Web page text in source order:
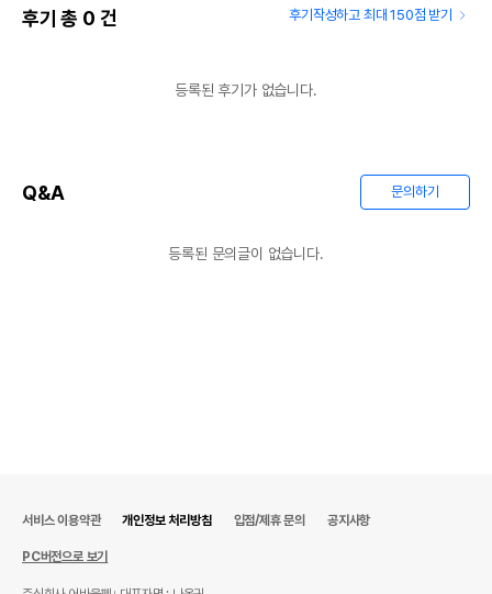
후기 총 0 건 후기작성하고 최대 150점 받기
등록된 후기가 없습니다.
Q&A 문의하기
등록된 문의글이 없습니다.
서비스 이용약관 개인정보 처리방침 입점/제휴 문의 공지사항
PC버전으로 보기